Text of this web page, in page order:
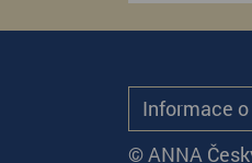
Informace
© ANNA